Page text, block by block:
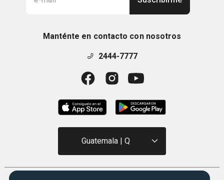
Manténte en contacto con nosotros
2444-7777
Guatemala | Q